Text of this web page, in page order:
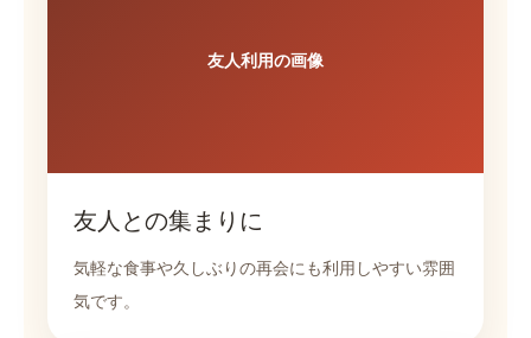
友人利用の画像
友人との集まりに
気軽な食事や久しぶりの再会にも利用しやすい雰囲
気です。